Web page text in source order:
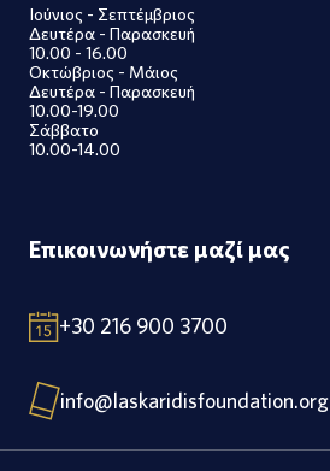
Ιούνιος - Σεπτέμβριος
Δευτέρα - Παρασκευή
10.00 - 16.00
Οκτώβριος - Μάιος
Δευτέρα - Παρασκευή
10.00-19.00
Σάββατο
10.00-14.00
Επικοινωνήστε μαζί μας
+30 216 900 3700
info@laskaridisfoundation.org